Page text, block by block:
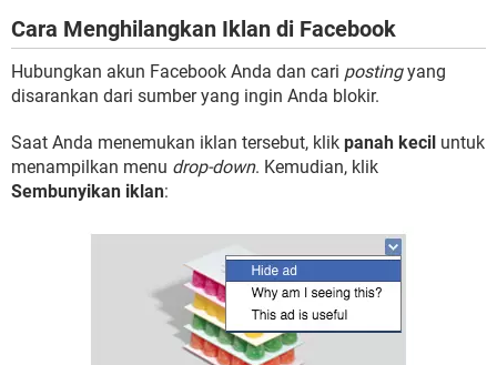
Cara Menghilangkan Iklan di Facebook
Hubungkan akun Facebook Anda dan cari postingyang
disarankan dari sumber yang ingin Anda blokir.
Saat Anda menemukan iklan tersebut, klik panah kecil untuk
menampilkan menu drop-down. Kemudian, klik
Sembunyikan iklan: